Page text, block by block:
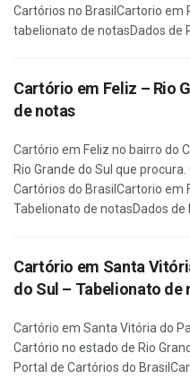
Cartórios no BrasilCartorio em
tabelionato de notasDados de
Cartório em Feliz – Rio
de notas
Cartório em Feliz no bairro do
Rio Grande do Sul que
Cartórios do BrasilCartorio em
Tabelionato de notasDados de
Cartório em Santa
do Sul – Tabelionato de
Cartório em Santa Vitória do
Cartório no estado de Rio
Portal de Cartórios do